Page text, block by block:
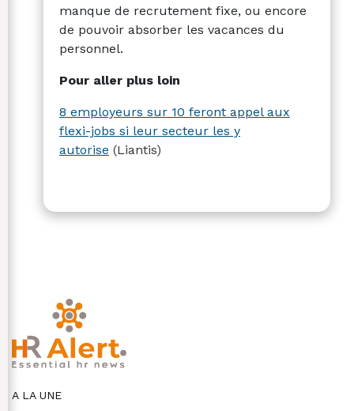
manque de recrutement fixe, ou encore
de pouvoir absorber les vacances du
personnel.
Pour aller plus loin
8 employeurs sur 10 feront appel aux
flexi-jobs si leur secteur les y
autorise (Liantis)
A LA UNE